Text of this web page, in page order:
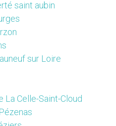
saint aubin
sur Loire
La Celle-Saint-Cloud